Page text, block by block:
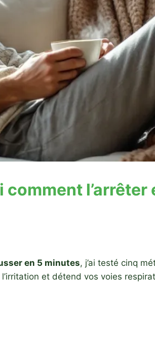
l’arrêter
en 5 minutes, j’ai testé cinq
et détend vos voies